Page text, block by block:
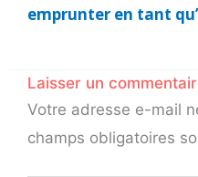
emprunter en tant
Laisser un
Votre adresse e-mail
champs obligatoires